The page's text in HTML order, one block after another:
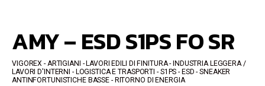
AMY – ESD S1PS FO SR
VIGOREX
ARTIGIANI - LAVORI EDILI DI FINITURA - INDUSTRIA LEGGERA /
LAVORI D'INTERNI - LOGISTICA E TRASPORTI
S1PS - ESD
SNEAKER
ANTINFORTUNISTICHE BASSE
RITORNO DI ENERGIA